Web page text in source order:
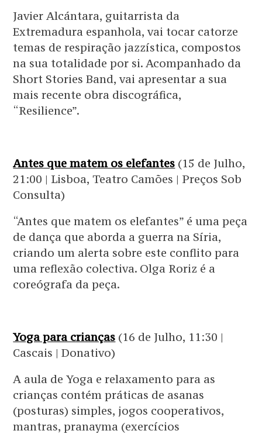
Javier Alcántara, guitarrista da
Extremadura espanhola, vai tocar catorze
temas de respiração jazzística, compostos
na sua totalidade por si. Acompanhado da
Short Stories Band, vai apresentar a sua
mais recente obra discográfica,
“Resilience”.
Antes que matem os elefantes (15 de Julho,
21:00 | Lisboa, Teatro Camões | Preços Sob
Consulta)
“Antes que matem os elefantes” é uma peça
de dança que aborda a guerra na Síria,
criando um alerta sobre este conflito para
uma reflexão colectiva. Olga Roriz é a
coreógrafa da peça.
Yoga para crianças (16 de Julho, 11:30 |
Cascais | Donativo)
A aula de Yoga e relaxamento para as
crianças contém práticas de asanas
(posturas) simples, jogos cooperativos,
mantras, pranayma (exercícios